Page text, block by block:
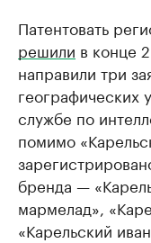
Патентовать
решили в конце
направили три
географических
службе по
помимо
бренда —
мармелад»,
«Карельский